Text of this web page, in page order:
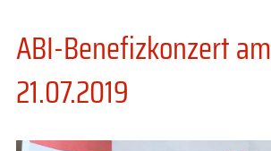
ABI-Benefizkonzert am
21.07.2019